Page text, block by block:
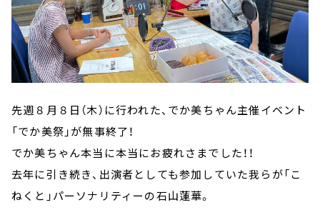
先週８月８日（木）に行われた、でか美ちゃん主催イベント
「でか美祭」が無事終了！
でか美ちゃん本当に本当にお疲れさまでした！！
去年に引き続き、出演者としても参加していた我らが「こ
ねくと」パーソナリティーの石山蓮華。